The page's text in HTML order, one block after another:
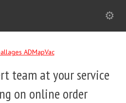
team at your service
on online order